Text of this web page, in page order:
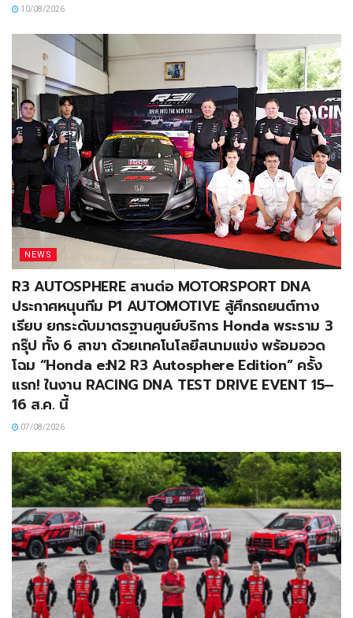
10/08/2026
NEWS
R3 AUTOSPHERE สานต่อ MOTORSPORT DNA
ประกาศหนุนทีม P1 AUTOMOTIVE สู้ศึกรถยนต์ทาง
เรียบ ยกระดับมาตรฐานศูนย์บริการ Honda พระราม 3
กรุ๊ป ทั้ง 6 สาขา ด้วยเทคโนโลยีสนามแข่ง พร้อมอวด
โฉม “Honda e:N2 R3 Autosphere Edition” ครั้ง
แรก! ในงาน RACING DNA TEST DRIVE EVENT 15–
16 ส.ค. นี้
07/08/2026